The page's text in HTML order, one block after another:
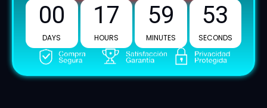
00
DAYS
17
HOURS
59
MINUTES
53
SECONDS